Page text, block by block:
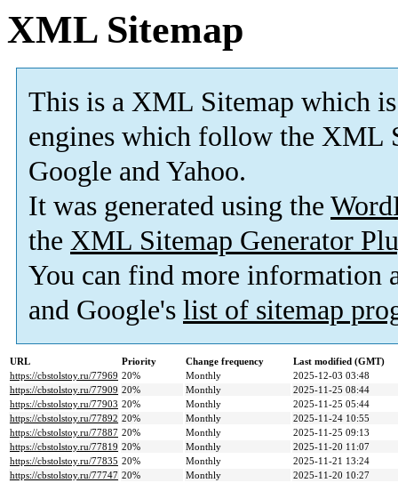
XML Sitemap
This is a XML Sitemap which is
engines which follow the XML
Google and Yahoo.
It was generated using the
the XML Sitemap Generator
You can find more information
and Google's list of sitemap
URL Priority Change frequency
Last modified (GMT)
https://cbstolstoy.ru/77969 20% Monthly
2025-12-03 03:48
https://cbstolstoy.ru/77909 20% Monthly
2025-11-25 08:44
https://cbstolstoy.ru/77903 20% Monthly
2025-11-25 05:44
https://cbstolstoy.ru/77892 20% Monthly
2025-11-24 10:55
https://cbstolstoy.ru/77887 20% Monthly
2025-11-25 09:13
https://cbstolstoy.ru/77819 20% Monthly
2025-11-20 11:07
https://cbstolstoy.ru/77835 20% Monthly
2025-11-21 13:24
https://cbstolstoy.ru/77747 20% Monthly
2025-11-20 10:27